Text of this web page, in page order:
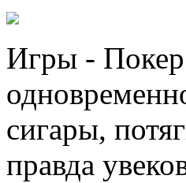
Игры - Покер
сигары,
правда